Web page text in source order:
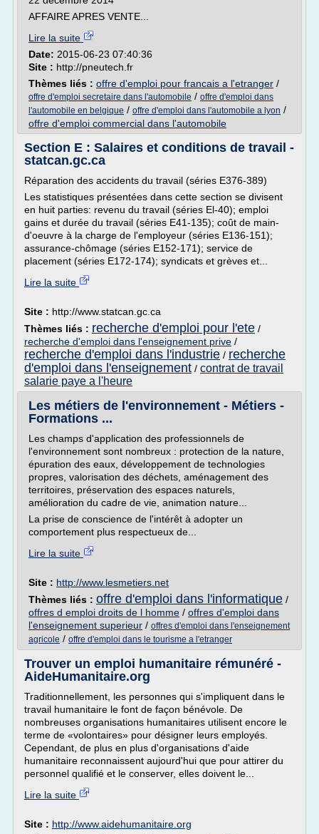
AFFAIRE APRES VENTE...
Lire la suite
Date: 2015-06-23 07:40:36
Site : http://pneutech.fr
Thèmes liés : offre d'emploi pour francais a l'etranger /
offre d'emploi secretaire dans l'automobile / offre d'emploi dans
l'automobile en belgique / offre d'emploi dans l'automobile a lyon /
offre d'emploi commercial dans l'automobile
Section E : Salaires et conditions de travail -
statcan.gc.ca
Réparation des accidents du travail (séries E376-389)
Les statistiques présentées dans cette section se divisent
en huit parties: revenu du travail (séries El-40); emploi
gains et durée du travail (séries E41-135); coût de main-
d'oeuvre à la charge de l'employeur (séries E136-151);
assurance-chômage (séries E152-171); service de
placement (séries E172-174); syndicats et grèves et...
Lire la suite
Site : http://www.statcan.gc.ca
Thèmes liés : recherche d'emploi pour l'ete /
recherche d'emploi dans l'enseignement prive /
recherche d'emploi dans l'industrie / recherche
d'emploi dans l'enseignement / contrat de travail
salarie paye a l'heure
Les métiers de l'environnement - Métiers -
Formations ...
Les champs d'application des professionnels de
l'environnement sont nombreux : protection de la nature,
épuration des eaux, développement de technologies
propres, valorisation des déchets, aménagement des
territoires, préservation des espaces naturels,
amélioration du cadre de vie, animation nature...
La prise de conscience de l'intérêt à adopter un
comportement plus respectueux de...
Lire la suite
Site : http://www.lesmetiers.net
Thèmes liés : offre d'emploi dans l'informatique /
offres d emploi droits de l homme / offres d'emploi dans
l'enseignement superieur / offres d'emploi dans l'enseignement
agricole / offre d'emploi dans le tourisme a l'etranger
Trouver un emploi humanitaire rémunéré -
AideHumanitaire.org
Traditionnellement, les personnes qui s'impliquent dans le
travail humanitaire le font de façon bénévole. De
nombreuses organisations humanitaires utilisent encore le
terme de «volontaires» pour désigner leurs employés.
Cependant, de plus en plus d'organisations d'aide
humanitaire reconnaissent aujourd'hui que pour attirer du
personnel qualifié et le conserver, elles doivent le...
Lire la suite
Site : http://www.aidehumanitaire.org